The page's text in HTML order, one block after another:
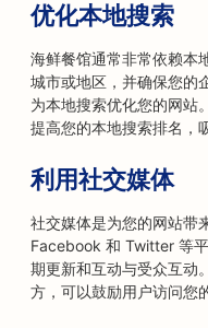
优化本地搜索
海鲜餐馆通常非常依赖本
城市或地区，并确保您的
为本地搜索优化您的网站
提高您的本地搜索排名，
利用社交媒体
社交媒体是为您的网站带
Facebook 和 Twitter 等
期更新和互动与受众互动
方，可以鼓励用户访问您